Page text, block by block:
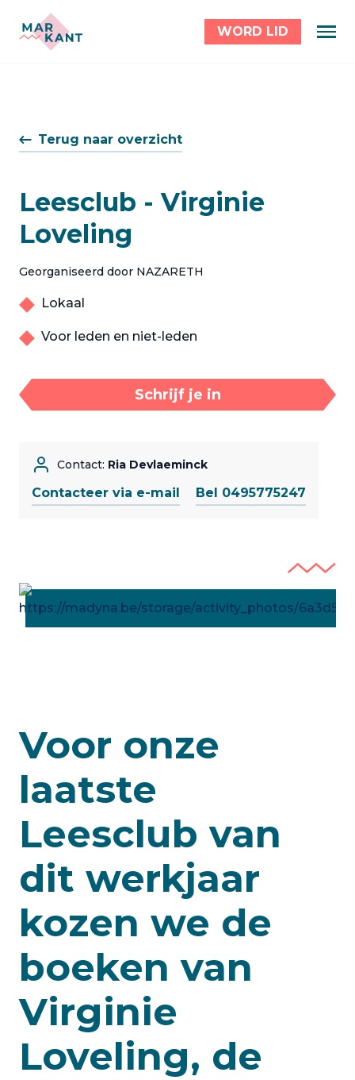
WORD LID
Terug naar overzicht
Leesclub - Virginie
Loveling
Georganiseerd door NAZARETH
Lokaal
Voor leden en niet-leden
Schrijf je in
Contact: Ria Devlaeminck
Contacteer via e-mail Bel 0495775247
Voor onze
laatste
Leesclub van
dit werkjaar
kozen we de
boeken van
Virginie
Loveling, de